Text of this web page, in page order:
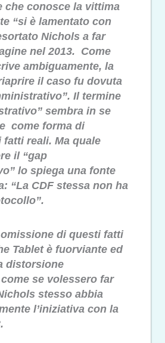
che conosce la vittima
“si è lamentato con
Nichols a far
nel 2013. Come
ambiguamente, la
il caso fu dovuta
Il termine
sembra in se
come forma di
fatti reali. Ma quale
il “gap
lo spiega una fonte
“La CDF stessa non ha
di questi fatti
Tablet è fuorviante ed
distorsione
se volessero far
stesso abbia
l’iniziativa con la